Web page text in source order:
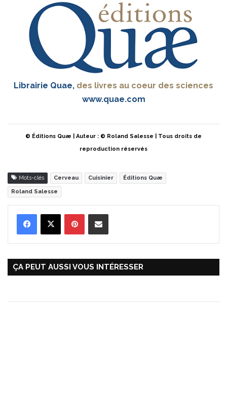
Librairie Quae, des livres au coeur des sciences
www.quae.com
© Éditions Quæ | Auteur : © Roland Salesse | Tous droits de
reproduction réservés
Mots-clés Cerveau Cuisinier Éditions Quæ
Roland Salesse
ÇA PEUT AUSSI VOUS INTÉRESSER